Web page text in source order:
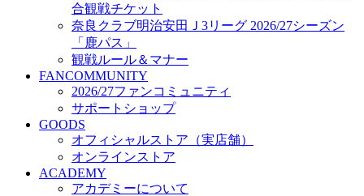
練習拠点（ナラディーア）
SCHOOL
2026/27 パートナー企業
パートナー募集
クラブ理念
クラブ情報
サステナビリティ
Web制作支援
応援プロジェクト
合観戦チケット
奈良クラブ明治安田Ｊ3リーグ 2026/27シーズン
「鹿パス」
観戦ルール＆マナー
FANCOMMUNITY
2026/27ファンコミュニティ
サポートショップ
GOODS
オフィシャルストア（実店舗）
オンラインストア
ACADEMY
アカデミーについて